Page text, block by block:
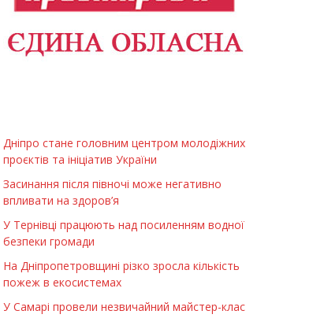
Дніпро стане головним центром молодіжних
проєктів та ініціатив України
Засинання після півночі може негативно
впливати на здоров’я
У Тернівці працюють над посиленням водної
безпеки громади
На Дніпропетровщині різко зросла кількість
пожеж в екосистемах
У Самарі провели незвичайний майстер-клас